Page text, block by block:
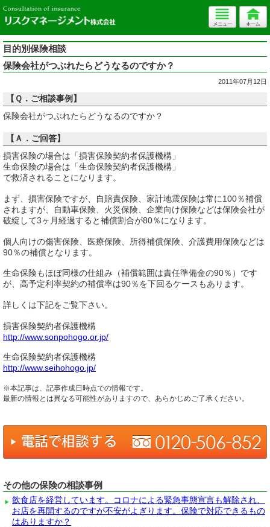
目的別保険相談
保険会社がつぶれたらどうなるのですか？
2011年07月12日
【Ｑ．ご相談事例】
保険会社がつぶれたらどうなるのですか？
【Ａ．ご回答】
損害保険の場合は「損害保険契約者保護機構」
生命保険の場合は「生命保険契約者保護機構」
で救済されることになります。
まず、損害保険ですが、自賠責保険、家計地震保険は常に100％補償
されますが、自動車保険、火災保険、企業向け保険などは保険会社が
破綻して3ヶ月経過すると補償割合が80％になります。
個人向けの傷害保険、医療保険、所得補償保険、介護費用保険などは
90％の補償となります。
生命保険もほぼ同様の仕組み（補償範囲は責任準備金の90％）です
が、高予定利率契約の補償率は90％を下回るケースもあります。
詳しくは下記をご覧下さい。
損害保険契約者保護機構
http://www.sonpohogo.or.jp/
生命保険契約者保護機構
http://www.seihohogo.jp/
※本記事は、記事作成日時点での情報です。
最新の情報とは異なる可能性がありますので、あらかじめご了承ください。
その他の保険の相談事例
飲食店を経営しています。コロナによる緊急事態宣言も解除され、
お店を再開するのですが不安がよぎります。保険で対応できるもの
はありますか？